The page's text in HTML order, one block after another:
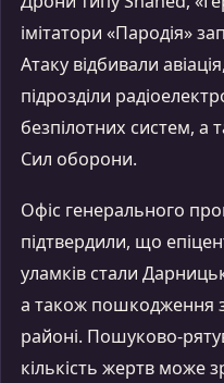
імітатори «Пародія»
Атаку відбивали
підрозділи
безпілотних систем, а
Сил оборони.
Офіс генерального
підтвердили, що
уламків стали
а також пошкодження
районі. Пошуково-
кількість жертв може